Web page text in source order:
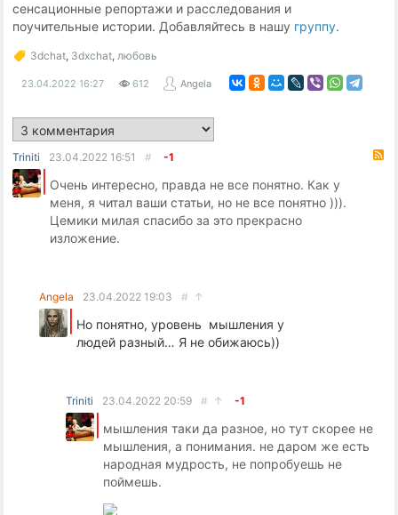
сенсационные репортажи и расследования и
поучительные истории. Добавляйтесь в нашу группу.
3dchat, 3dxchat,любовь
23.04.2022 16:27 612 Angela
Triniti 23.04.2022 16:51 # -1
Очень интересно, правда не все понятно. Как у
меня, я читал ваши статьи, но не все понятно ))).
Цемики милая спасибо за это прекрасно
изложение.
Angela 23.04.2022 19:03 # ↑
Но понятно, уровень мышления у
людей разный… Я не обижаюсь))
Triniti 23.04.2022 20:59 # ↑ -1
мышления таки да разное, но тут скорее не
мышления, а понимания. не даром же есть
народная мудрость, не попробуешь не
поймешь.